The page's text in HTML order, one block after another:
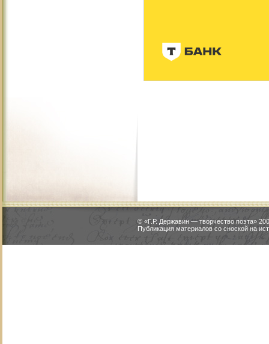
© «Г.Р. Державин — творчество поэта»
Публикация материалов со сноской на